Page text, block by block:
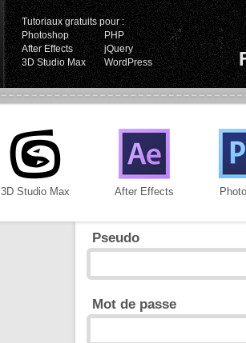
Tutoriaux gratuits pour :
Photoshop
PHP
After Effects
jQuery
3D Studio Max
WordPress
3D Studio Max After Effects
Pseudo
Mot de passe